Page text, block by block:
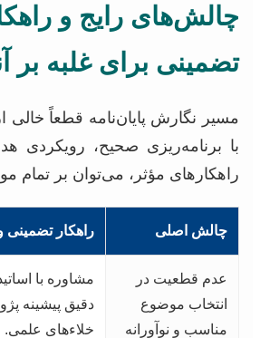
چالش‌های رایج و
تضمینی برای غلبه بر
مسیر نگارش پایان‌نامه قطعاً خالی
با برنامه‌ریزی صحیح، رویکردی
راهکارهای مؤثر، می‌توان بر تمام
چالش اصلی راهکار تضمینی
عدم قطعیت در
انتخاب موضوع
مناسب و نوآورانه
مشاوره با
دقیق پیشینه
خلاءهای علمی.